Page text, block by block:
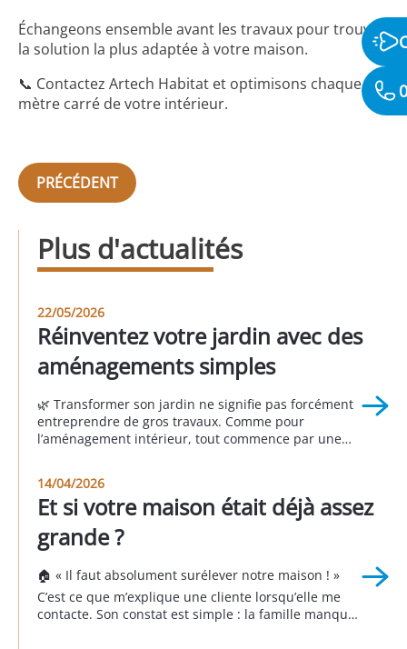
Échangeons ensemble avant les travaux pour trouver
la solution la plus adaptée à votre maison.
📞 Contactez Artech Habitat et optimisons chaque
mètre carré de votre intérieur.
PRÉCÉDENT
Plus d'actualités
22/05/2026
Réinventez votre jardin avec des
aménagements simples
🌿 Transformer son jardin ne signifie pas forcément
entreprendre de gros travaux. Comme pour
l’aménagement intérieur, tout commence par une
vivre votre extérieur ? Un jardin réussi n’est pas celui
que l’on voit dans les magazines ou chez les voisins.
C’est celui qui répond à vos besoins, à vos […]
14/04/2026
Et si votre maison était déjà assez
grande ?
🏠 « Il faut absolument surélever notre maison ! »
C’est ce que m’explique une cliente lorsqu’elle me
contacte. Son constat est simple : la famille manque